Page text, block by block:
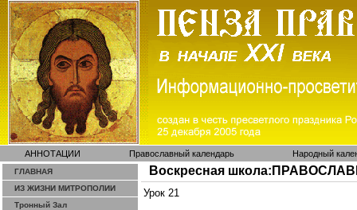
АННОТАЦИИ Православный календарь Народный
ГЛАВНАЯ
ИЗ ЖИЗНИ МИТРОПОЛИИ
Тронный Зал
Воскресная
Урок 21